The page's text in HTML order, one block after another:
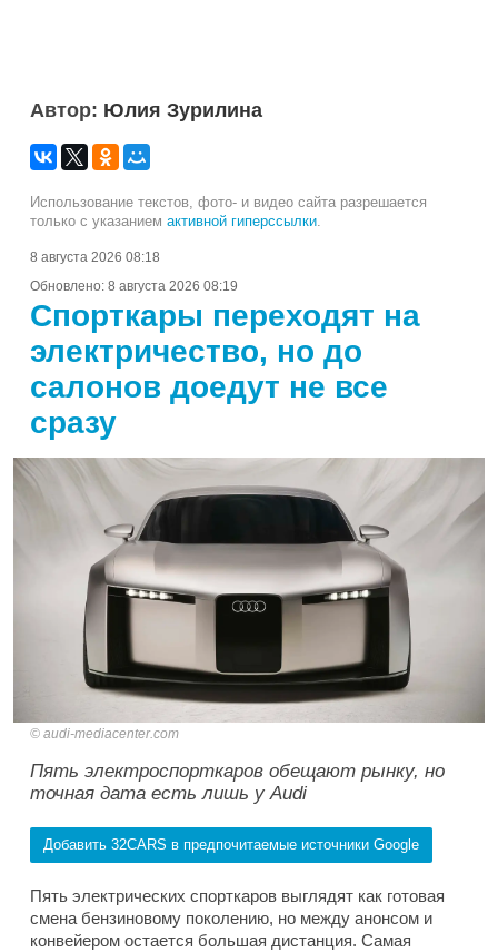
Автор: Юлия Зурилина
Использование текстов, фото- и видео сайта разрешается
только с указанием активной гиперссылки
8 августа 2026 08:18
Обновлено: 8 августа 2026 08:19
Спорткары переходят на
электричество, но до
салонов доедут не все
сразу
audi-mediacenter.com
Пять электроспорткаров обещают рынку, но
точная дата есть лишь у Audi
Добавить 32CARS в предпочитаемые источники Google
Пять электрических спорткаров выглядят как готовая
смена бензиновому поколению, но между анонсом и
конвейером остается большая дистанция. Самая